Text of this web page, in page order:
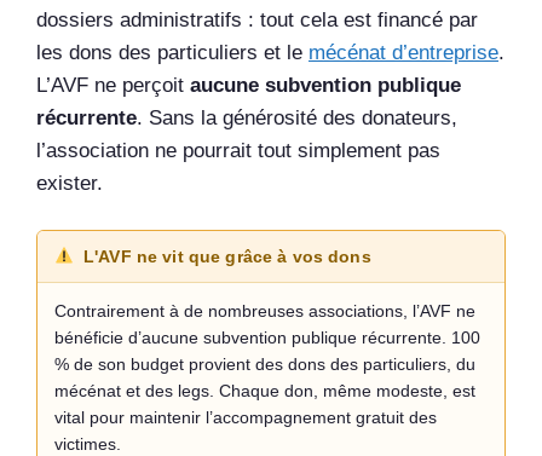
dossiers administratifs : tout cela est financé par
les dons des particuliers et le mécénat d’entreprise.
L’AVF ne perçoit aucune subvention publique
récurrente. Sans la générosité des donateurs,
l’association ne pourrait tout simplement pas
exister.
L'AVF ne vit que grâce à vos dons
Contrairement à de nombreuses associations, l’AVF ne
bénéficie d’aucune subvention publique récurrente. 100
% de son budget provient des dons des particuliers, du
mécénat et des legs. Chaque don, même modeste, est
vital pour maintenir l’accompagnement gratuit des
victimes.